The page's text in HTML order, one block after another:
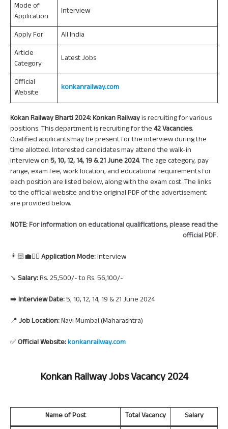
Mode of
Application
Interview
Apply For
All India
Article
Category
Latest Jobs
Official
Website
konkanrailway.com
Kokan Railway Bharti 2024: Konkan Railwayis recruiting for various
positions. This department is recruiting for the42 Vacancies.
Qualified applicants may be present for the interview during the
time allotted. Interested candidates may attend the walk-in
interview on5, 10, 12, 14, 19 & 21 June 2024. The age category, pay
range, exam fee, work location, and educational requirements for
each position are listed below, along with the exam cost. The links
to the official website and the original PDF of the advertisement
are provided below.
NOTE:For information on educational qualifications, please read the
official PDF.
👨🏻‍💼🙋‍♀️Application Mode:Interview
↘️ Salary:Rs. 25,500/- to Rs. 56,100/-
➡️Interview Date:5, 10, 12, 14, 19 & 21 June 2024
📍Job Location:Navi Mumbai (Maharashtra)
✅Official Website:konkanrailway.com
Konkan RailwayJobs Vacancy 2024
Name of Post Total Vacancy
Salary